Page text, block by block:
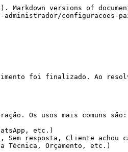
versions of
configuracoes-
foi finalizado. Ao
Os usos mais comuns são:
etc.)
Sem resposta, Cliente achou
Técnica, Orçamento, etc.)